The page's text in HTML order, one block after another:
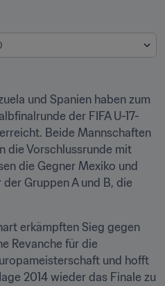
und Spanien haben zum
der FIFA U-17-
Beide Mannschaften
die Vorschlussrunde mit
die Gegner Mexiko und
Gruppen A und B, die
erkämpften Sieg gegen
Revanche für die
und hofft
2014 wieder das Finale zu